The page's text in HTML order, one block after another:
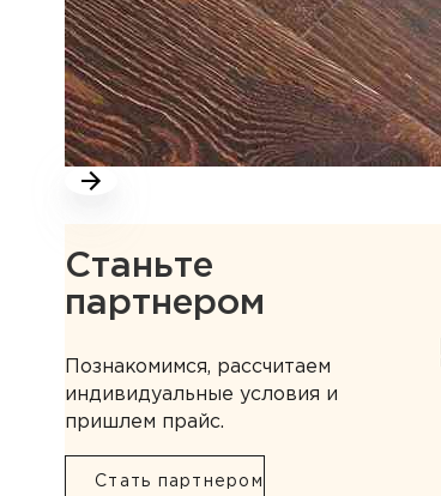
Станьте
партнером
Познакомимся, рассчитаем
индивидуальные условия и
пришлем прайс.
Стать партнером